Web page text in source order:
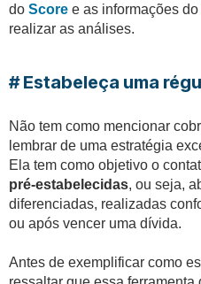
do Score e as informações do
realizar as análises.
# Estabeleça uma
Não tem como mencionar
lembrar de uma estratégia
Ela tem como objetivo o
pré-estabelecidas, ou seja,
diferenciadas, realizadas
ou após vencer uma dívida.
Antes de exemplificar como